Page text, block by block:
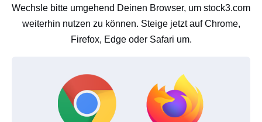
Wechsle bitte umgehend Deinen Browser, um stock3.com
weiterhin nutzen zu können. Steige jetzt auf Chrome,
Firefox, Edge oder Safari um.